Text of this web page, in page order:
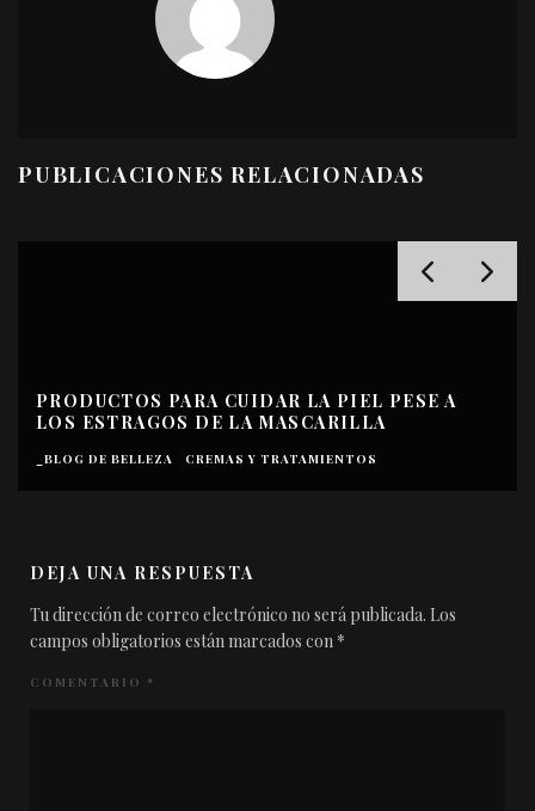
PUBLICACIONES RELACIONADAS
PRODUCTOS PARA CUIDAR LA PIEL PESE A
LOS ESTRAGOS DE LA MASCARILLA
_BLOG DE BELLEZA CREMAS Y TRATAMIENTOS
DEJA UNA RESPUESTA
Tu dirección de correo electrónico no será publicada. Los
campos obligatorios están marcados con *
COMENTARIO *